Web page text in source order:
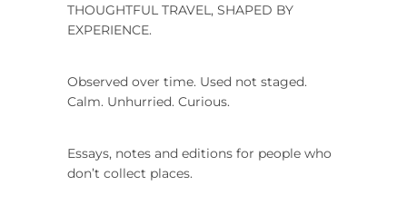
THOUGHTFUL TRAVEL, SHAPED BY
EXPERIENCE.
Observed over time. Used not staged.
Calm. Unhurried. Curious.
Essays, notes and editions for people who
don’t collect places.